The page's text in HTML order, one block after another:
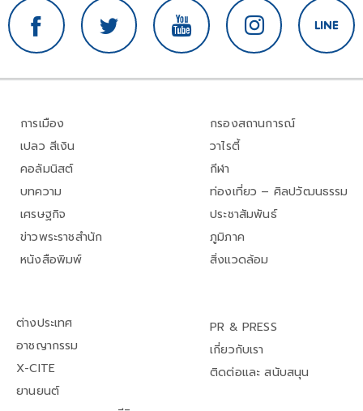
การเมือง
เปลว สีเงิน
คอลัมนิสต์
บทความ
เศรษฐกิจ
ข่าวพระราชสำนัก
หนังสือพิมพ์
กรองสถานการณ์
วาไรตี้
กีฬา
ท่องเที่ยว – ศิลปวัฒนธรรม
ประชาสัมพันธ์
ภูมิภาค
สิ่งแวดล้อม
ต่างประเทศ
อาชญากรรม
X-CITE
ยานยนต์
PR & PRESS
เกี่ยวกับเรา
ติดต่อและ สนับสนุน